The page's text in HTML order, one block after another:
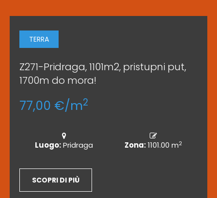
TERRA
Z271-Pridraga, 1101m2, pristupni put,
1700m do mora!
77,00 €/m2
Luogo:Pridraga Zona:1101.00 m2
SCOPRI DI PIÙ